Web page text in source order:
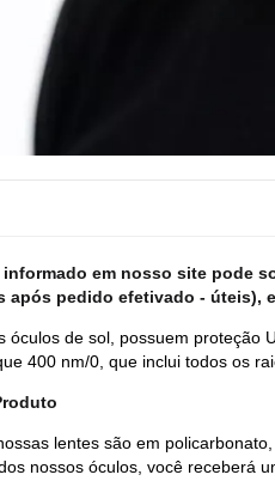
informado em nosso site pode
após pedido efetivado - úteis),
óculos de sol, possuem proteção
400 nm/0, que inclui todos os
lentes são em
nossos óculos, você receberá